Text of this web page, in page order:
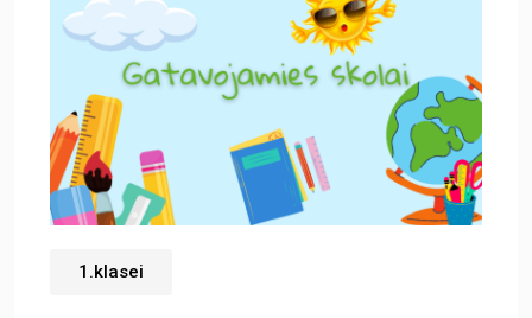
1.klasei